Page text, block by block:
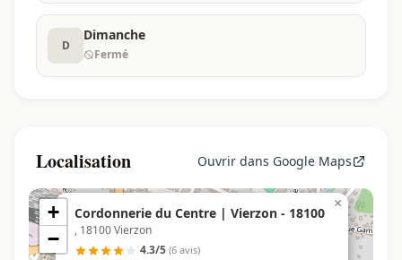
D
Dimanche
Fermé
Localisation Ouvrir dans Google Maps
Cordonnerie du Centre | Vierzon - 18100
, 18100 Vierzon
4.3/5 (6 avis)
×
+
−